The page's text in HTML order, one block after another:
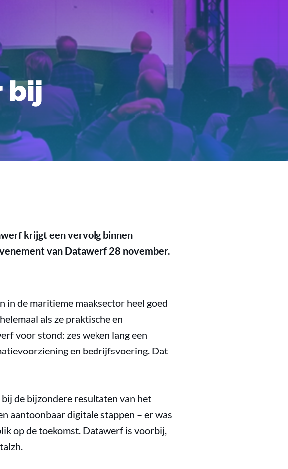
bij
krijgt een vervolg binnen
van Datawerf 28 november.
de maritieme maaksector heel goed
als ze praktische en
voor stond: zes weken lang een
en bedrijfsvoering. Dat
de bijzondere resultaten van het
aantoonbaar digitale stappen – er was
op de toekomst. Datawerf is voorbij,